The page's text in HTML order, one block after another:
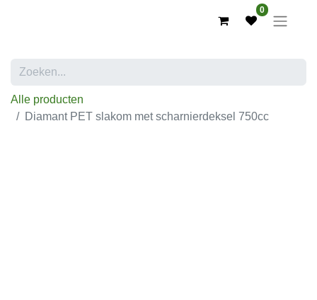
0
Alle producten
Diamant PET slakom met scharnierdeksel 750cc